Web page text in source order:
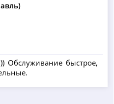
Обслуживание быстрое,